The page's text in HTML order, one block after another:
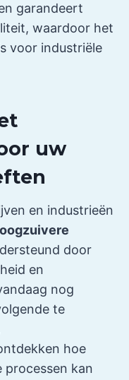
garandeert
waardoor het
voor industriële
uw
en industrieën
door
en
nog
te
hoe
processen kan